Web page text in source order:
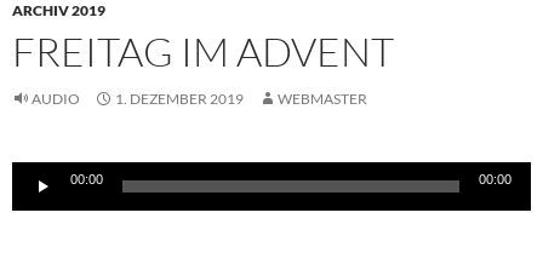
ARCHIV 2019
FREITAG IM ADVENT
AUDIO 1. DEZEMBER 2019 WEBMASTER
Audio-
Player
00:00 00:00